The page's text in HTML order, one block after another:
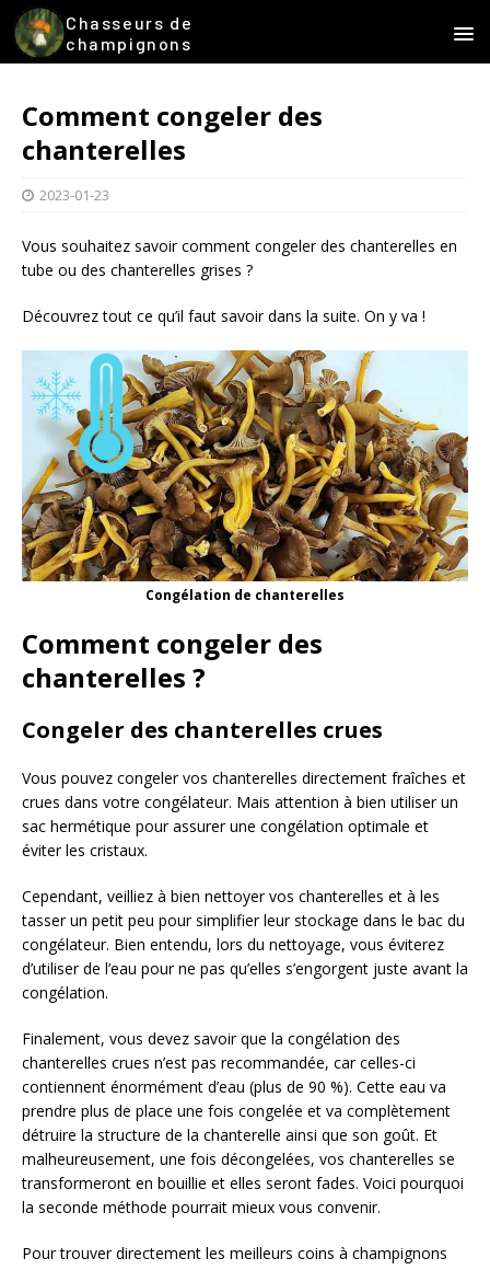
Chasseurs de
champignons
Comment congeler des
chanterelles
2023-01-23
Vous souhaitez savoir comment congeler des chanterelles en
tube ou des chanterelles grises ?
Découvrez tout ce qu’il faut savoir dans la suite. On y va !
Congélation de chanterelles
Comment congeler des
chanterelles ?
Congeler des chanterelles crues
Vous pouvez congeler vos chanterelles directement fraîches et
crues dans votre congélateur. Mais attention à bien utiliser un
sac hermétique pour assurer une congélation optimale et
éviter les cristaux.
Cependant, veilliez à bien nettoyer vos chanterelles et à les
tasser un petit peu pour simplifier leur stockage dans le bac du
congélateur. Bien entendu, lors du nettoyage, vous éviterez
d’utiliser de l’eau pour ne pas qu’elles s’engorgent juste avant la
congélation.
Finalement, vous devez savoir que la congélation des
chanterelles crues n’est pas recommandée, car celles-ci
contiennent énormément d’eau (plus de 90 %). Cette eau va
prendre plus de place une fois congelée et va complètement
détruire la structure de la chanterelle ainsi que son goût. Et
malheureusement, une fois décongelées, vos chanterelles se
transformeront en bouillie et elles seront fades. Voici pourquoi
la seconde méthode pourrait mieux vous convenir.
Pour trouver directement les meilleurs coins à champignons